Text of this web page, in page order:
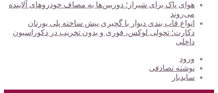
هوای پاک برای شیراز؛ دوربین‌ها به مصاف خودروهای آلاینده
می‌روند
انواع قاب بندی دیوار با گچبری پیش ساخته پلی یورتان
دکارت؛ تحولی لوکس، فوری و بدون تخریب در دکوراسیون
داخلی
ورود
نوشته تصادفی
سایدبار